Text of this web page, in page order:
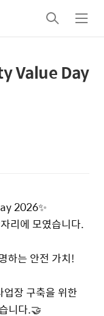
검
색
메
뉴
Value Day
2026✨
리에 모였습니다.
하는 안전 가치!
장 구축을 위한
니다.🤝